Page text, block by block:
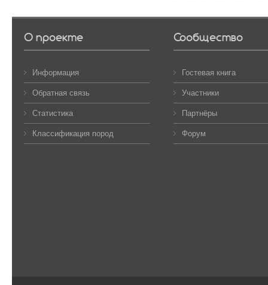
О проекте
Информация
Обратная связь
Статистика
Классификация пород
Сообщество
Гостевая книга
Участники
Партнёры
Форум